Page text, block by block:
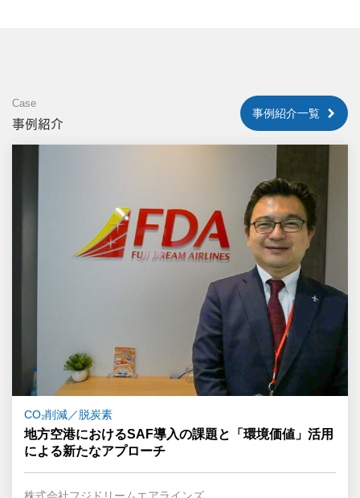
Case
事例紹介
事例紹介一覧
CO₂削減／脱炭素
地方空港におけるSAF導入の課題と「環境価値」活用
による新たなアプローチ